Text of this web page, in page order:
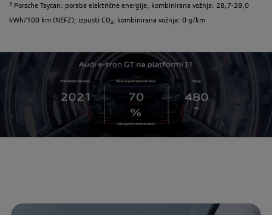
3 Porsche Taycan: poraba električne energije, kombinirana vožnja: 28,7-28,0
kWh/100 km (NEFZ); izpusti CO₂, kombinirana vožnja: 0 g/km